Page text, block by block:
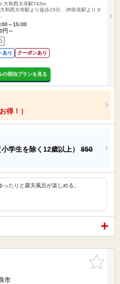
大和西大寺駅743m
和西大寺駅より徒歩15分、JR奈良駅よりタ
～15:00
円～
あり クーポンあり
の宿泊プランを見る
得！）
学生を除く12歳以上） 850
たりと露天風呂が楽しめる。
お気に入
りに追加
市